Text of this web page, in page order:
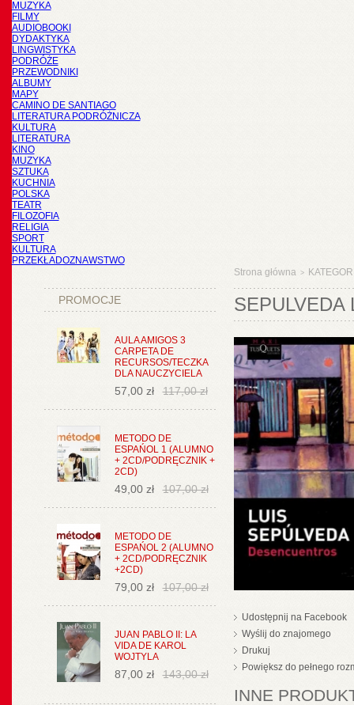
MUZYKA
FILMY
AUDIOBOOKI
DYDAKTYKA
LINGWISTYKA
PODRÓŻE
PRZEWODNIKI
ALBUMY
MAPY
CAMINO DE SANTIAGO
LITERATURA PODRÓŻNICZA
KULTURA
LITERATURA
KINO
MUZYKA
SZTUKA
KUCHNIA
POLSKA
TEATR
FILOZOFIA
RELIGIA
SPORT
KULTURA
PRZEKŁADOZNAWSTWO
PROMOCJE
AULA AMIGOS 3
CARPETA DE
RECURSOS/TECZKA
DLA NAUCZYCIELA
57,00 zł 117,00 zł
METODO DE
ESPAŃOL 1 (ALUMNO
+ 2CD/PODRĘCZNIK +
2CD)
49,00 zł 107,00 zł
METODO DE
ESPAŃOL 2 (ALUMNO
+ 2CD/PODRĘCZNIK
+2CD)
79,00 zł 107,00 zł
JUAN PABLO II: LA
VIDA DE KAROL
WOJTYLA
87,00 zł 143,00 zł
Strona główna >
SEPULVEDA
Udostępnij na Facebook
Wyślij do znajomego
Drukuj
Powiększ do pełnego
INNE